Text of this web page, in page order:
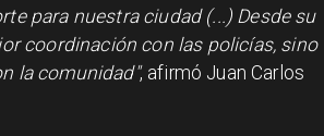
para nuestra ciudad (...) Desde su
coordinación con las policías, sino
la comunidad", afirmó Juan Carlos